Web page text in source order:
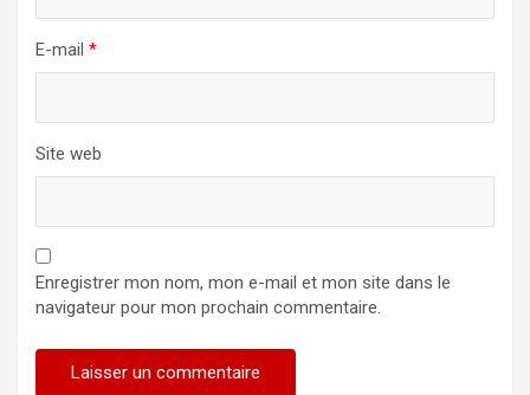
E-mail *
Site web
Enregistrer mon nom, mon e-mail et mon site dans le
navigateur pour mon prochain commentaire.